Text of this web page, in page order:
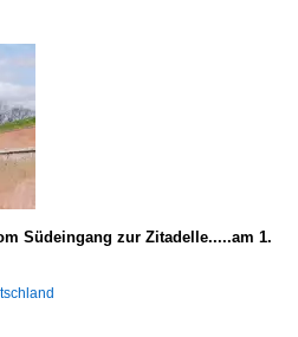
Südeingang zur Zitadelle.....am 1.